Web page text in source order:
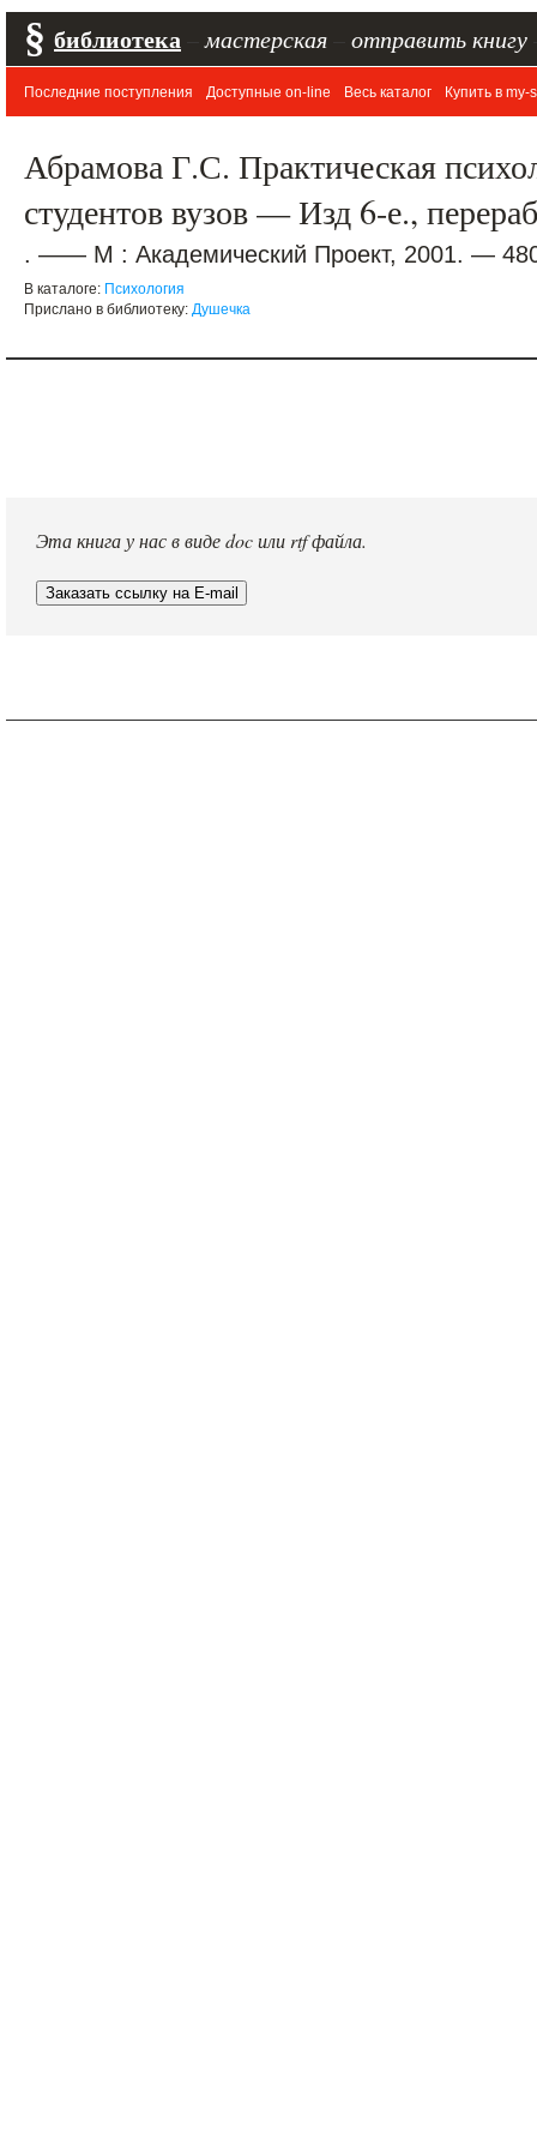
§ библиотека мастерская отправить книгу
Последние поступления Доступные on-line Весь каталог Купить в my-
Абрамова Г.С. Практическая
студентов вузов — Изд 6-е.,
. —— М : Академический Проект, 2001. —
В каталоге: Психология
Прислано в библиотеку: Душечка
Эта книга у нас в виде doc или rtf файла.